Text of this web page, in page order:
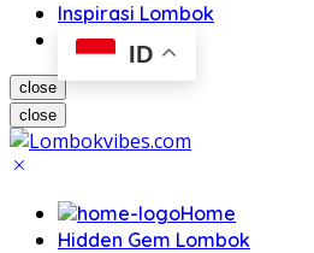
Inspirasi Lombok
ID
close
close
Home
Hidden Gem Lombok